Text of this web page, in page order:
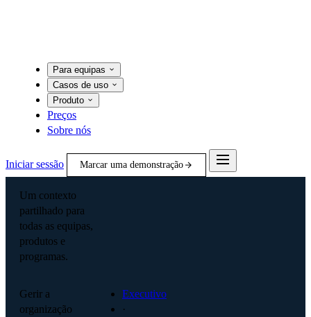
Para equipas
Casos de uso
Produto
Preços
Sobre nós
Iniciar sessão Marcar uma demonstração
Um contexto
partilhado para
todas as equipas,
produtos e
programas.
Gerir a
organização
Executivo
·